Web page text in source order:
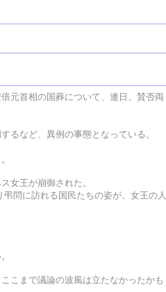
元首相の国葬について、連日、賛否両
るなど、異例の事態となっている。
女王が崩御された。
問に訪れる国民たちの姿が、女王の人
こまで議論の波風は立たなかったかも